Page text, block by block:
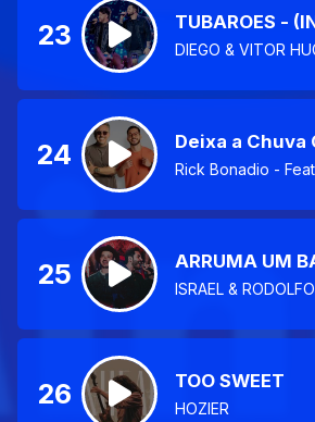
23 TUBAROES -
DIEGO & VITOR
24 Deixa a Chuva
Rick Bonadio -
25 ARRUMA UM
ISRAEL & RODOLFO
26 TOO SWEET
HOZIER